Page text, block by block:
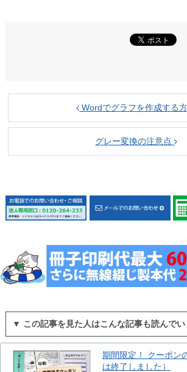
Wordでグラフを作成する
グレー変換の注意点
▼ この記事を見た人はこんな記事も読んでい
期間限定！ クーポン
は終了しました）